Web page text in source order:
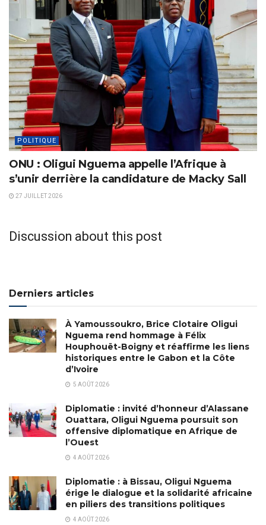
POLITIQUE
ONU : Oligui Nguema appelle l’Afrique à
s’unir derrière la candidature de Macky Sall
27 JUILLET 2026
Discussion about this post
Derniers articles
À Yamoussoukro, Brice Clotaire Oligui
Nguema rend hommage à Félix
Houphouët-Boigny et réaffirme les liens
historiques entre le Gabon et la Côte
d’Ivoire
5 AOÛT 2026
Diplomatie : invité d’honneur d’Alassane
Ouattara, Oligui Nguema poursuit son
offensive diplomatique en Afrique de
l’Ouest
4 AOÛT 2026
Diplomatie : à Bissau, Oligui Nguema
érige le dialogue et la solidarité africaine
en piliers des transitions politiques
4 AOÛT 2026